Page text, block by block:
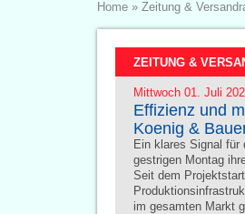
Home » Zeitung &
ZEITUNG &
Mittwoch 01. Juli
Effizienz und
Koenig &
Ein klares Signal für
gestrigen Montag
Seit dem
im gesamten Markt